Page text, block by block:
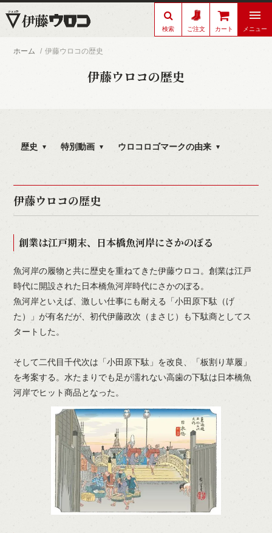
検索 ご注文 カート メニュー
ホーム 伊藤ウロコの歴史
伊藤ウロコの歴史
歴史 特別動画 ウロコロゴマークの由来
伊藤ウロコの歴史
創業は江戸期末、日本橋魚河岸にさかのぼる
魚河岸の履物と共に歴史を重ねてきた伊藤ウロコ。創業は江戸
時代に開設された日本橋魚河岸時代にさかのぼる。
魚河岸といえば、激しい仕事にも耐える「小田原下駄（げ
た）」が有名だが、初代伊藤政次（まさじ）も下駄商としてス
タートした。
そして二代目千代次は「小田原下駄」を改良、「板割り草履」
を考案する。水たまりでも足が濡れない高歯の下駄は日本橋魚
河岸でヒット商品となった。